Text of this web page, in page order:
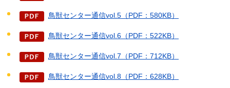
鳥獣センター通信vol.5（PDF：580KB）
鳥獣センター通信vol.6（PDF：522KB）
鳥獣センター通信vol.7（PDF：712KB）
鳥獣センター通信vol.8（PDF：628KB）